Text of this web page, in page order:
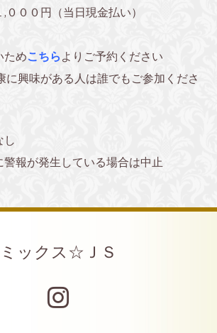
０００円（当日現金払い）
ためこちら よりご予約ください
に興味がある人は誰でもご参加くださ
し
報が発生している場合は中止
ミックス☆ＪＳ